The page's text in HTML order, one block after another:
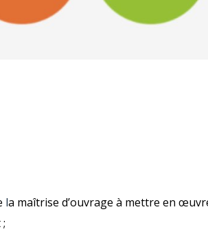
la maîtrise d’ouvrage à mettre en